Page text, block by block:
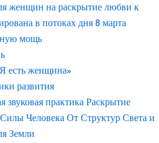
женщин на раскрытие любви к
в потоках дня 8 марта
мощь
есть женщина»
развития
звуковая практика Раскрытие
Человека От Структур Света и
Земли